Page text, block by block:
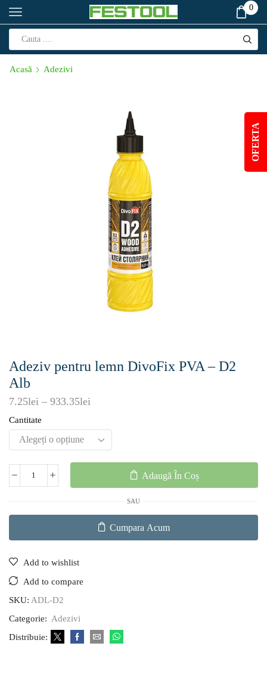
0
Acasă Adezivi
Adeziv pentru lemn DivoFix PVA – D2
Alb
7.25lei – 933.35lei
Cantitate
Adaugă În Coș
SAU
Cumpara Acum
Add to wishlist
Add to compare
SKU: ADL-D2
Categorie: Adezivi
Distribuie:
OFERTA